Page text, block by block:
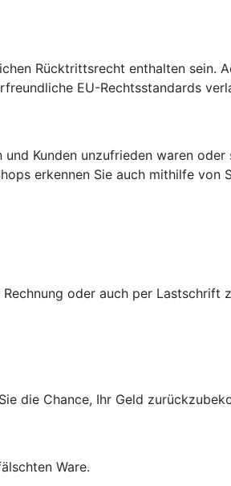
Rücktrittsrecht enthalten sein.
EU-Rechtsstandards
Kunden unzufrieden waren
erkennen Sie auch mithilfe von
oder auch per Lastschrift
die Chance, Ihr Geld
Ware.